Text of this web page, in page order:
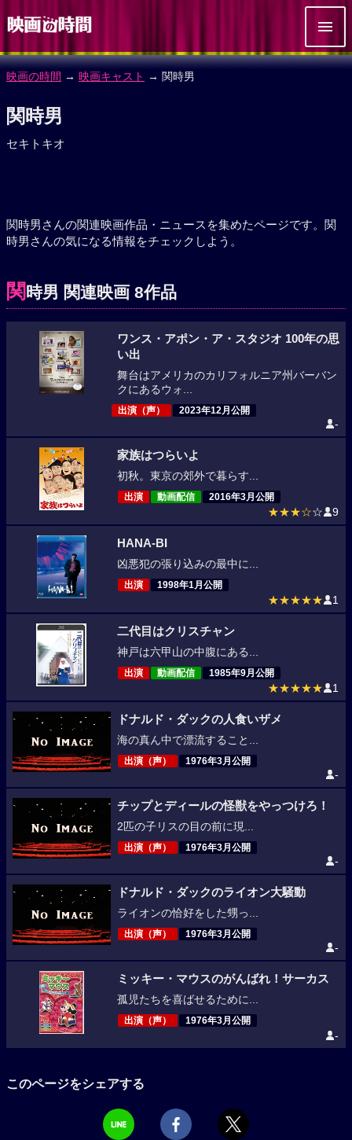
映画の時間 → 映画キャスト → 関時男
関時男
セキトキオ
関時男さんの関連映画作品・ニュースを集めたページです。関
時男さんの気になる情報をチェックしよう。
関 時男 関連映画 8作品
ワンス・アポン・ア・スタジオ 100年の思
い出
舞台はアメリカのカリフォルニア州バーバン
クにあるウォ...
出演（声） 2023年12月公開
-
家族はつらいよ
初秋。東京の郊外で暮らす...
出演 動画配信 2016年3月公開
★★★☆☆ 9
HANA-BI
凶悪犯の張り込みの最中に...
出演 1998年1月公開
★★★★★ 1
二代目はクリスチャン
神戸は六甲山の中腹にある...
出演 動画配信 1985年9月公開
★★★★★ 1
ドナルド・ダックの人食いザメ
海の真ん中で漂流すること...
出演（声） 1976年3月公開
-
チップとディールの怪獣をやっつけろ！
2匹の子リスの目の前に現...
出演（声） 1976年3月公開
-
ドナルド・ダックのライオン大騒動
ライオンの恰好をした甥っ...
出演（声） 1976年3月公開
-
ミッキー・マウスのがんばれ！サーカス
孤児たちを喜ばせるために...
出演（声） 1976年3月公開
-
このページをシェアする